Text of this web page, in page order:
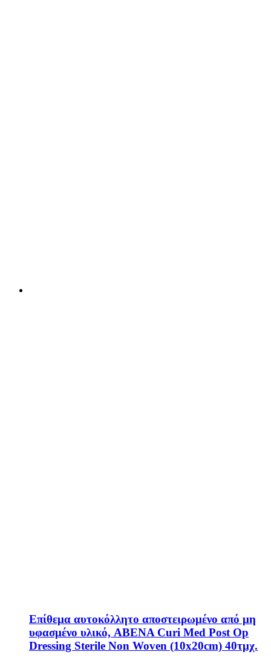
Επίθεμα αυτοκόλλητο αποστειρωμένο από μη
υφασμένο υλικό, ABENA Curi Med Post Op
Dressing Sterile Non Woven (10x20cm) 40τμχ.